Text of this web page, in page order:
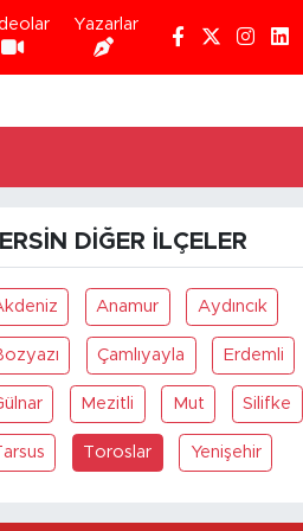
Yazarlar
DIĞER İLÇELER
Anamur Aydıncık
Çamlıyayla Erdemli
Mezitli Mut Silifke
Toroslar Yenişehir